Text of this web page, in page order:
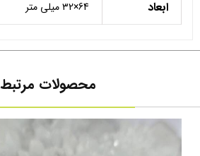
ابعاد 64×۳2 میلی متر
محصولات مرتبط